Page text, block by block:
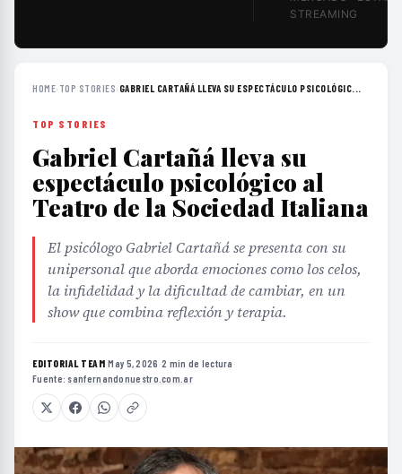
STREAMING
HOME› TOP STORIES› GABRIEL CARTAÑÁ LLEVA SU ESPECTÁCULO PSICOLÓGIC...
TOP STORIES
Gabriel Cartañá lleva su
espectáculo psicológico al
Teatro de la Sociedad Italiana
El psicólogo Gabriel Cartañá se presenta con su
unipersonal que aborda emociones como los celos,
la infidelidad y la dificultad de cambiar, en un
show que combina reflexión y terapia.
EDITORIAL TEAM·May 5, 2026 ·2 min de lectura ·
Fuente: sanfernandonuestro.com.ar